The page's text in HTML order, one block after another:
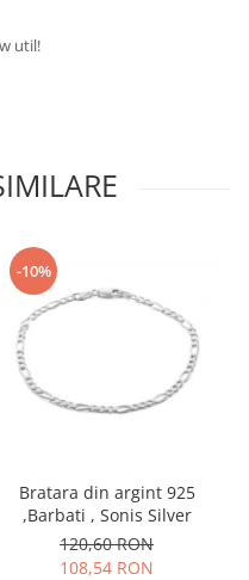
util!
-10%
Bratara din argint 925
,Barbati , Sonis Silver
120,60 RON
108,54 RON